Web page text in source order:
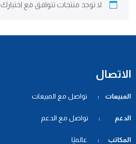
لا توجد منتجات تتوافق مع اختيارك.
الاتصال
المبيعات : تواصل مع المبيعات
الدعم : تواصل مع الدعم
المكاتب : عالميًا